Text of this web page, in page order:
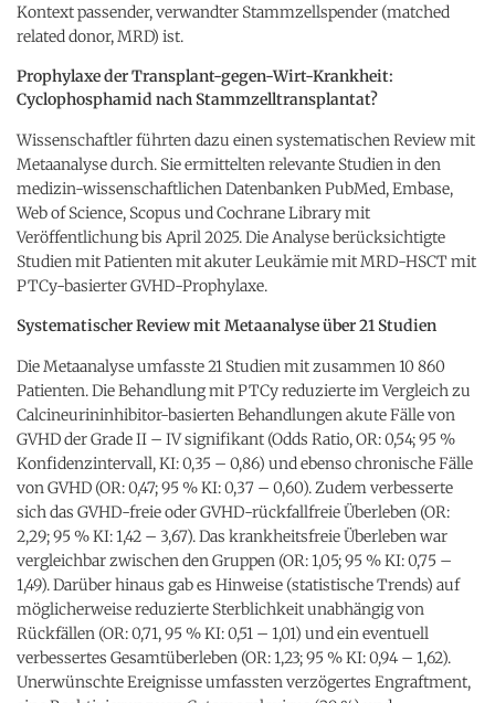
Kontext passender, verwandter Stammzellspender (matched
related donor, MRD) ist.
Prophylaxe der Transplant-gegen-Wirt-Krankheit:
Cyclophosphamid nach Stammzelltransplantat?
Wissenschaftler führten dazu einen systematischen Review mit
Metaanalyse durch. Sie ermittelten relevante Studien in den
medizin-wissenschaftlichen Datenbanken PubMed, Embase,
Web of Science, Scopus und Cochrane Library mit
Veröffentlichung bis April 2025. Die Analyse berücksichtigte
Studien mit Patienten mit akuter Leukämie mit MRD-HSCT mit
PTCy-basierter GVHD-Prophylaxe.
Systematischer Review mit Metaanalyse über 21 Studien
Die Metaanalyse umfasste 21 Studien mit zusammen 10 860
Patienten. Die Behandlung mit PTCy reduzierte im Vergleich zu
Calcineurininhibitor-basierten Behandlungen akute Fälle von
GVHD der Grade II – IV signifikant (Odds Ratio, OR: 0,54; 95 %
Konfidenzintervall, KI: 0,35 – 0,86) und ebenso chronische Fälle
von GVHD (OR: 0,47; 95 % KI: 0,37 – 0,60). Zudem verbesserte
sich das GVHD-freie oder GVHD-rückfallfreie Überleben (OR:
2,29; 95 % KI: 1,42 – 3,67). Das krankheitsfreie Überleben war
vergleichbar zwischen den Gruppen (OR: 1,05; 95 % KI: 0,75 –
1,49). Darüber hinaus gab es Hinweise (statistische Trends) auf
möglicherweise reduzierte Sterblichkeit unabhängig von
Rückfällen (OR: 0,71, 95 % KI: 0,51 – 1,01) und ein eventuell
verbessertes Gesamtüberleben (OR: 1,23; 95 % KI: 0,94 – 1,62).
Unerwünschte Ereignisse umfassten verzögertes Engraftment,